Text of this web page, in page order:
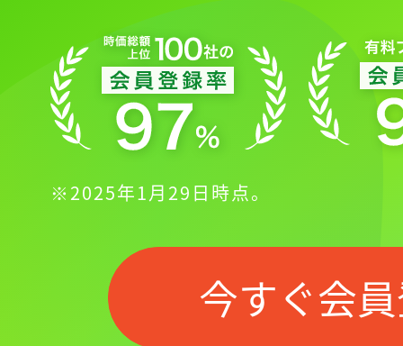
※2025年1月29日時点。
今すぐ会